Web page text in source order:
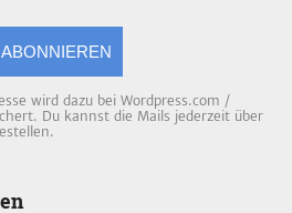
ABONNIEREN
wird dazu bei Wordpress.com /
Du kannst die Mails jederzeit über